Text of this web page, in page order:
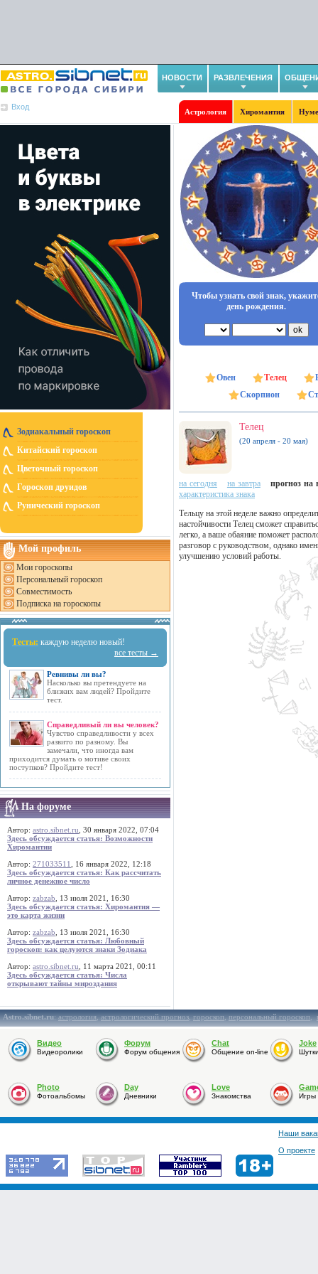
НОВОСТИ РАЗВЛЕЧЕНИЯ
Вход
Астрология Хиромантия
Зодиакальный гороскоп
Китайский гороскоп
Цветочный гороскоп
Гороскоп друидов
Рунический гороскоп
Мой профиль
Мои гороскопы
Персональный гороскоп
Совместимость
Подписка на гороскопы
Тесты: каждую неделю новый!
все тесты →
Ревнивы ли вы?
Насколько вы претендуете на
близких вам людей? Пройдите
тест.
Справедливый ли вы человек?
Чувство справедливости у всех
развито по разному. Вы
замечали, что иногда вам
приходится думать о мотиве своих
поступков? Пройдите тест!
На форуме
Автор: astro.sibnet.ru , 30 января 2022, 07:04
Здесь обсуждается статья: Возможности
Хиромантии
Автор: 271033511
, 16 января 2022, 12:18
Здесь обсуждается статья: Как рассчитать
личное денежное число
Автор: zabzab , 13 июля 2021, 16:30
Здесь обсуждается статья: Хиромантия —
это карта жизни
Автор: zabzab , 13 июля 2021, 16:30
Здесь обсуждается статья: Любовный
гороскоп: как целуются знаки Зодиака
Автор: astro.sibnet.ru , 11 марта 2021, 00:11
Здесь обсуждается статья: Числа
открывают тайны мироздания
Чтобы узнать свой знак,
день рождения.
Овен Телец
Скорпион
Телец
(20 апреля - 20 мая)
на сегодня на завтра
прогноз на
характеристика знака
Тельцу на этой неделе важно
настойчивости Телец сможет
легко, а ваше обаяние поможет
разговор с руководством, однако
улучшению условий работы.
Astro.sibnet.ru:астрология,астрологический прогноз,гороскоп,персональный гороскоп,
Видео
Видеоролики
Форум
Форум общения
Chat
Общение on-line
Joke
Photo
Фотоальбомы
Day
Дневники
Love
Знакомства Игры
Наши
О проекте